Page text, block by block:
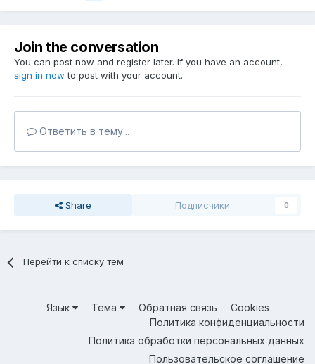
Join the conversation
You can post now and register later. If you have an account,
sign in now to post with your account.
Ответить в тему...
Share Подписчики 0
Перейти к списку тем
Язык Тема Обратная связь
Cookies
Политика конфиденциальности
Политика обработки персональных данных
Пользовательское соглашение